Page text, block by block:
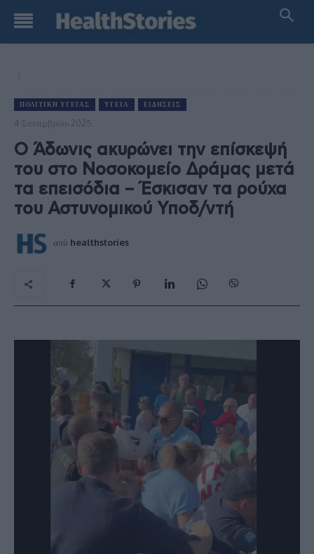
ΠΟΛΙΤΙΚΉ ΥΓΕΊΑΣ ΥΓΕΊΑ ΕΙΔΉΣΕΙΣ
4 Σεπτεμβρίου 2025
Ο Άδωνις ακυρώνει την επίσκεψή
του στο Νοσοκομείο Δράμας μετά
τα επεισόδια – Έσκισαν τα ρούχα
του Αστυνομικού Υποδ/ντή
από healthstories